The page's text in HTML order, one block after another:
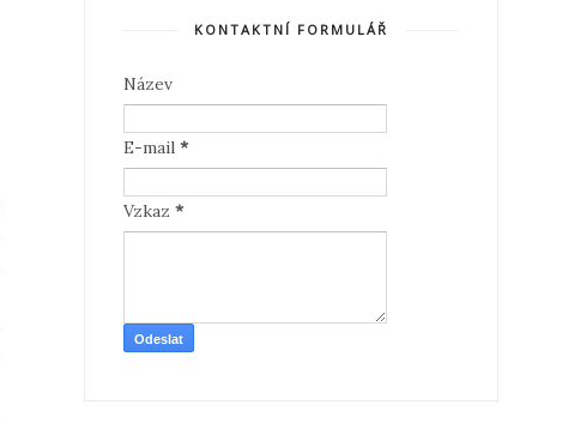
KONTAKTNÍ FORMULÁŘ
Název
E-mail *
Vzkaz *